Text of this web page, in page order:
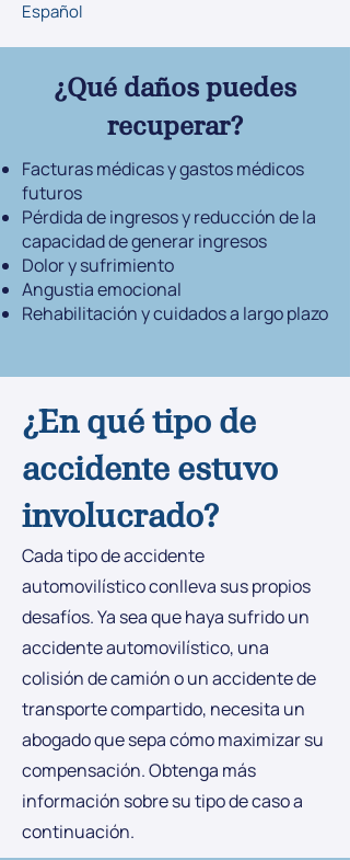
Español
¿Qué daños puedes
recuperar?
Facturas médicas y gastos médicos
futuros
Pérdida de ingresos y reducción de la
capacidad de generar ingresos
Dolor y sufrimiento
Angustia emocional
Rehabilitación y cuidados a largo plazo
¿En qué tipo de
accidente estuvo
involucrado?
Cada tipo de accidente
automovilístico conlleva sus propios
desafíos. Ya sea que haya sufrido un
accidente automovilístico, una
colisión de camión o un accidente de
transporte compartido, necesita un
abogado que sepa cómo maximizar su
compensación. Obtenga más
información sobre su tipo de caso a
continuación.